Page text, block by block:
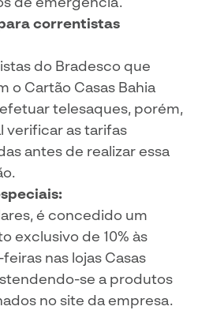
correntistas
do Bradesco que
o Cartão Casas Bahia
telesaques, porém,
verificar as tarifas
antes de realizar essa
é concedido um
exclusivo de 10% às
nas lojas Casas
se a produtos
no site da empresa.